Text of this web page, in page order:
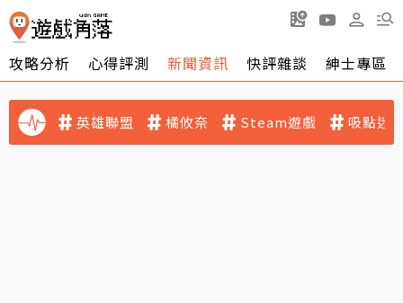
攻略分析 心得評測 新聞資訊 快評雜談 紳士專區
英雄聯盟 橘攸奈 Steam遊戲 吸點迷